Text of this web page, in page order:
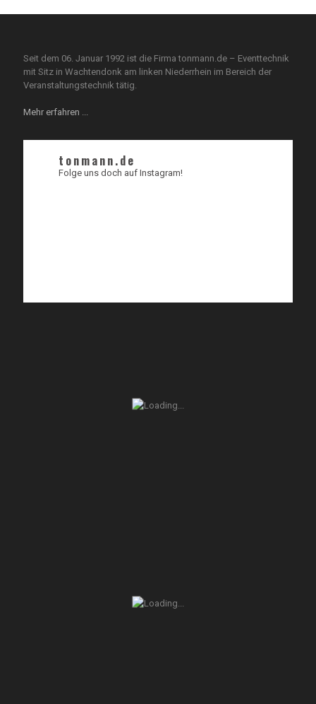
Seit dem 06. Januar 1992 ist die Firma tonmann.de – Eventtechnik
mit Sitz in Wachtendonk am linken Niederrhein im Bereich der
Veranstaltungstechnik tätig.
Mehr erfahren ...
tonmann.de
Folge uns doch auf Instagram!